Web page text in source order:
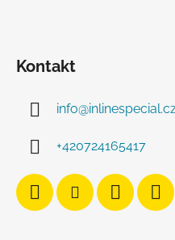
Kontakt
info@
+420724165417